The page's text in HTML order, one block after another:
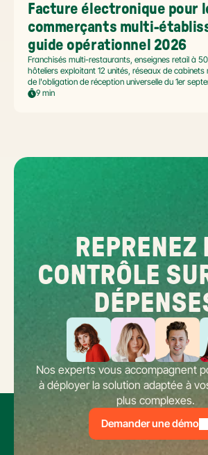
Facture électronique pour
commerçants multi-
guide opérationnel 2026
Franchisés multi-restaurants, enseignes retail à
hôteliers exploitant 12 unités, réseaux de
de l'obligation de réception universelle du 1er
commerçants multi-établissement ont un défi
9 min
REPRENEZ
CONTRÔLE
Nos experts vous accompagnent
à déployer la solution adaptée à
plus complexes.
Demander une démo